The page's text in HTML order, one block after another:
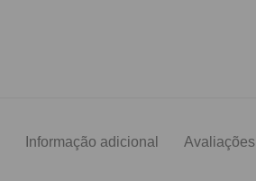
Informação adicional Avaliações